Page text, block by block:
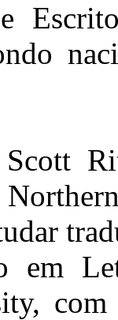
Scott
em
com